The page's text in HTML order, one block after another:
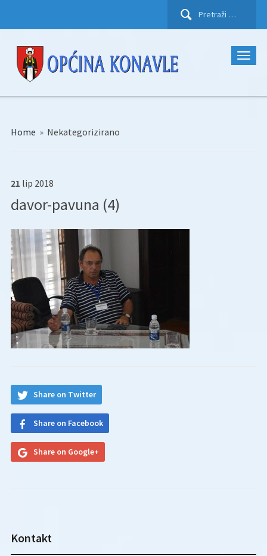
Pretraži:
Home » Nekategorizirano
21 lip 2018
davor-pavuna (4)
Share on Twitter
Share on Facebook
Share on Google+
Kontakt